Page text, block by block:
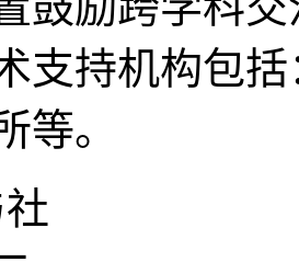
支持机构包
等。